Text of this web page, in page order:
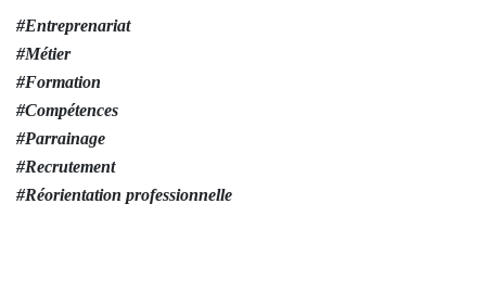
#Entreprenariat
#Métier
#Formation
#Compétences
#Parrainage
#Recrutement